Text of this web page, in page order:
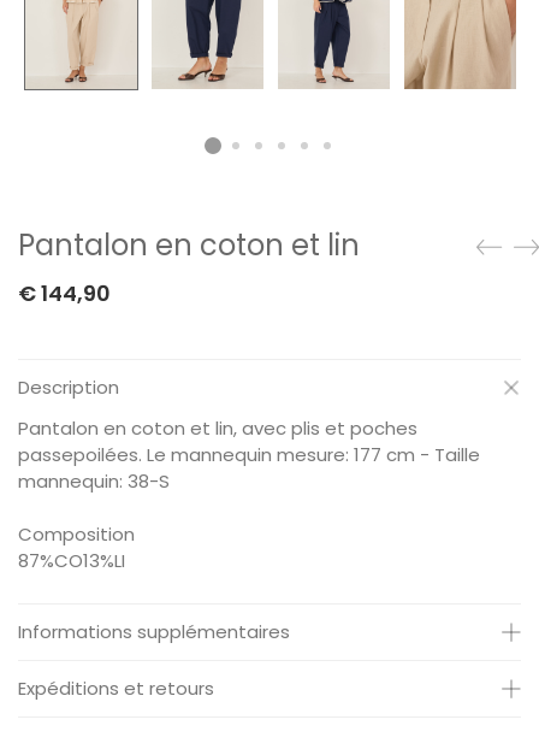
Pantalon en coton et lin
€144,90
Description
Pantalon en coton et lin, avec plis et poches
passepoilées. Le mannequin mesure: 177 cm - Taille
mannequin: 38-S
Composition
87%CO13%LI
Informations supplémentaires
Code:S39M1878
Expéditions et retours